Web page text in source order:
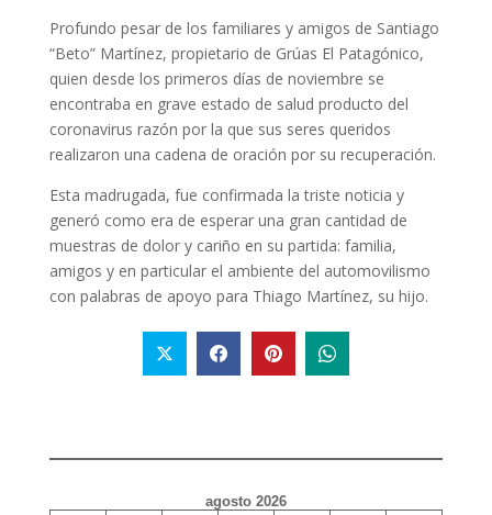
Profundo pesar de los familiares y amigos de Santiago
“Beto” Martínez, propietario de Grúas El Patagónico,
quien desde los primeros días de noviembre se
encontraba en grave estado de salud producto del
coronavirus razón por la que sus seres queridos
realizaron una cadena de oración por su recuperación.
Esta madrugada, fue confirmada la triste noticia y
generó como era de esperar una gran cantidad de
muestras de dolor y cariño en su partida: familia,
amigos y en particular el ambiente del automovilismo
con palabras de apoyo para Thiago Martínez, su hijo.
agosto 2026